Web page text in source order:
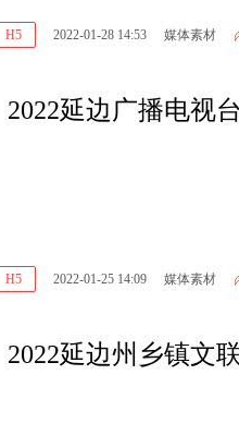
H5 2022-01-28 14:53 媒体素材
2022延边广播电视
H5 2022-01-25 14:09 媒体素材
2022延边州乡镇文